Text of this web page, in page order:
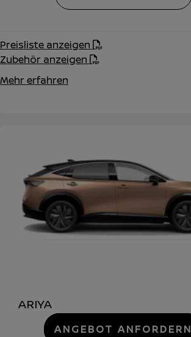
Preisliste anzeigen
Zubehör anzeigen
Mehr erfahren
ARIYA
ANGEBOT ANFORDERN